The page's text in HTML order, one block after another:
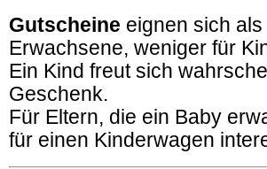
Gutscheine eignen sich
Erwachsene, weniger für
Ein Kind freut sich
Geschenk.
Für Eltern, die ein Baby
für einen Kinderwagen